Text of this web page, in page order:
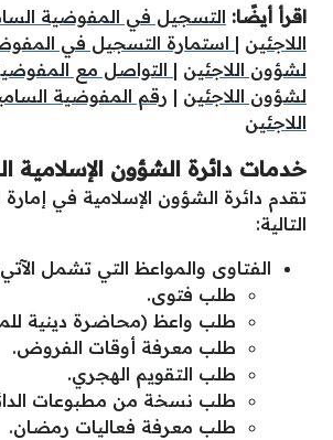
اقرأ أيضًا: التسجيل في المفوضية
اللاجئين | استمارة التسجيل في
لشؤون اللاجئين | التواصل مع
لشؤون اللاجئين | رقم المفوضية
اللاجئين
خدمات دائرة الشؤون الإسلامية
تقدم دائرة الشؤون الإسلامية في
التالية:
الفتاوى والمواعظ التي تشمل
طلب فتوى.
طلب واعظ (محاضرة دينية
طلب معرفة أوقات الفروض.
طلب التقويم الهجري.
طلب نسخة من مطبوعات
طلب معرفة فعاليات رمضان.